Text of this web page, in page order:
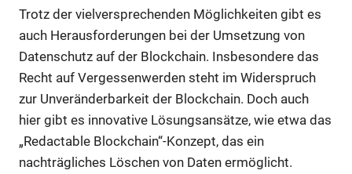
Trotz der vielversprechenden Möglichkeiten gibt es
auch Herausforderungen bei der Umsetzung von
Datenschutz auf der Blockchain. Insbesondere das
Recht auf Vergessenwerden steht im Widerspruch
zur Unveränderbarkeit der Blockchain. Doch auch
hier gibt es innovative Lösungsansätze, wie etwa das
„Redactable Blockchain“-Konzept, das ein
nachträgliches Löschen von Daten ermöglicht.